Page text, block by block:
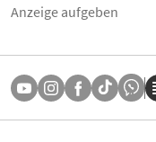
Anzeige aufgeben